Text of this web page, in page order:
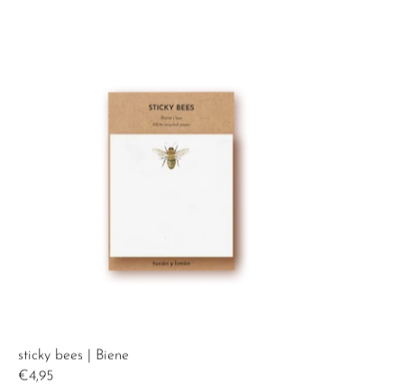
sticky bees | Biene
€4,95